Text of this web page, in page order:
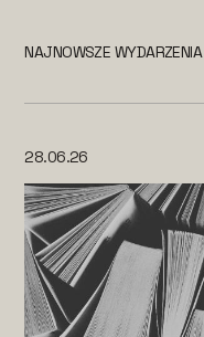
NAJNOWSZE WYDARZENIA
28.06.26